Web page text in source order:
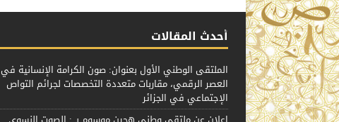
أحدث المقالات
الملتقى الوطني الأول بعنوان: صون الكرامة الإنسانية في
العصر الرقمي، مقاربات متعددة التخصصات لجرائم التواص
الإجتماعي في الجزائر